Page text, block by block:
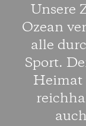
Unsere
Ozean
alle
Sport.
Heimat